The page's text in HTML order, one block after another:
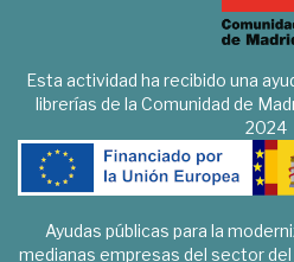
Esta actividad ha recibido una
librerías de la Comunidad de
2024
Ayudas públicas para la
medianas empresas del sector del